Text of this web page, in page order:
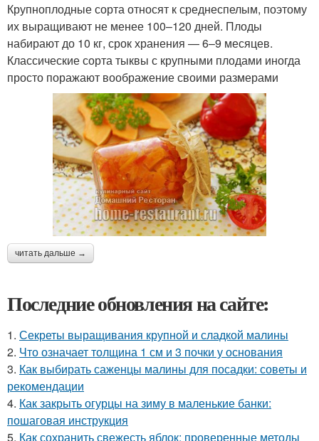
Крупноплодные сорта относят к среднеспелым, поэтому
их выращивают не менее 100–120 дней. Плоды
набирают до 10 кг, срок хранения — 6–9 месяцев.
Классические сорта тыквы с крупными плодами иногда
просто поражают воображение своими размерами
читать дальше →
Последние обновления на сайте:
1. Секреты выращивания крупной и сладкой малины
2. Что означает толщина 1 см и 3 почки у основания
3. Как выбирать саженцы малины для посадки: советы и
рекомендации
4. Как закрыть огурцы на зиму в маленькие банки:
пошаговая инструкция
5. Как сохранить свежесть яблок: проверенные методы